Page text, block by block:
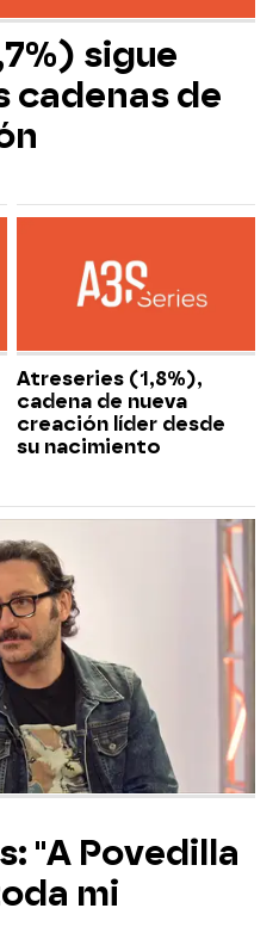
sigue
cadenas de
Atreseries (1,8%),
cadena de nueva
creación líder desde
su nacimiento
"A Povedilla
mi